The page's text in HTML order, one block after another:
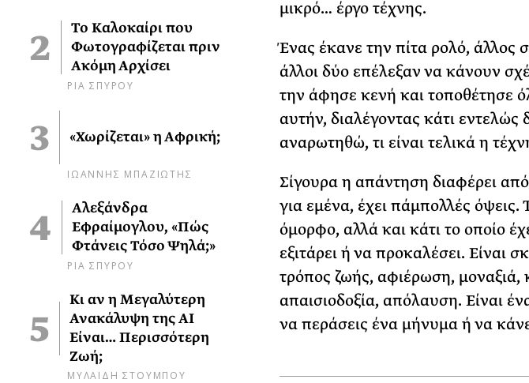
Το Καλοκαίρι που
Φωτογραφίζεται πριν
Ακόμη Αρχίσει
ΡΙΑ ΣΠΥΡΟΥ
«Χωρίζεται» η Αφρική;
ΙΩΑΝΝΗΣ ΜΠΑΖΙΩΤΗΣ
Αλεξάνδρα
Εφραίμογλου, «Πώς
Φτάνεις Τόσο Ψηλά;»
ΡΙΑ ΣΠΥΡΟΥ
Κι αν η Μεγαλύτερη
Ανακάλυψη της AI
Είναι… Περισσότερη
Ζωή;
ΜΥΛΑΙΔΗ ΣΤΟΥΜΠΟΥ
μικρό… έργο τέχνης.
Ένας έκανε την πίτα ρολό, άλλος
άλλοι δύο επέλεξαν να κάνουν
την άφησε κενή και τοποθέτησε
αυτήν, διαλέγοντας κάτι
αναρωτηθώ, τι είναι τελικά η
Σίγουρα η απάντηση διαφέρει
για εμένα, έχει πάμπολλές όψεις.
όμορφο, αλλά και κάτι το οποίο
εξιτάρει ή να προκαλέσει. Είναι
τρόπος ζωής, αφιέρωση, μοναξιά,
απαισιοδοξία, απόλαυση. Είναι
να περάσεις ένα μήνυμα ή να